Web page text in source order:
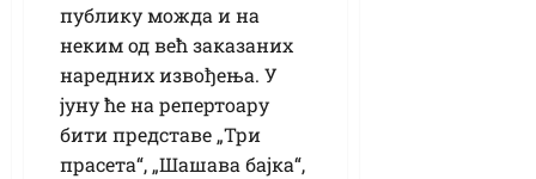
публику можда и на
неким од већ заказаних
наредних извођења. У
јуну ће на репертоару
бити представе „Три
прасета“, „Шашава бајка“,